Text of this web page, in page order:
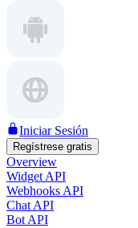
Iniciar Sesión
Regístrese gratis
Overview
Widget API
Webhooks API
Chat API
Bot API